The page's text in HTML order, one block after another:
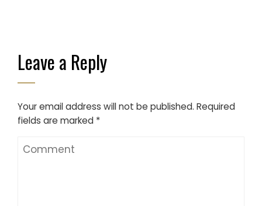
Leave a Reply
Your email address will not be published. Required
fields are marked *